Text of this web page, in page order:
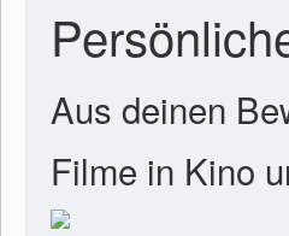
Aus deinen
Filme in Kino